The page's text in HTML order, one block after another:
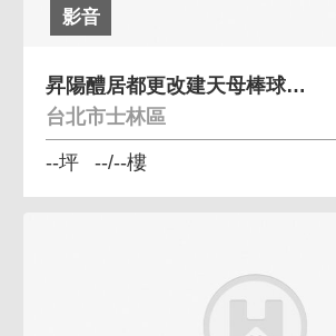
影音
昇陽醴居都更改建天母棒球場低公設可貸款享地主優惠
台北市士林區
--坪 --/--樓